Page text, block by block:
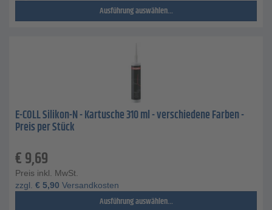
Ausführung auswählen...
E-COLL Silikon-N - Kartusche 310 ml - verschiedene Farben -
Preis per Stück
€9,69
Preis inkl. MwSt.
zzgl. € 5,90 Versandkosten
Ausführung auswählen...